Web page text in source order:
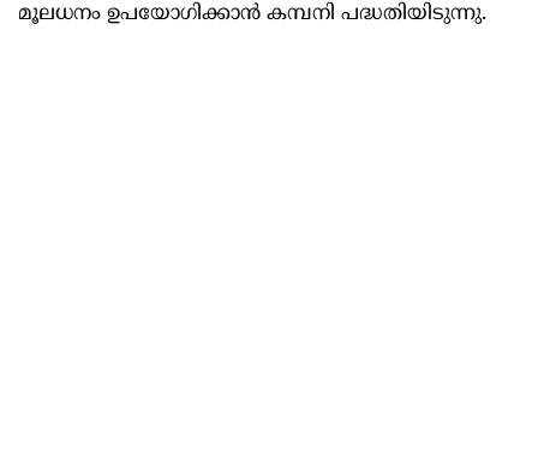
മൂലധനം ഉപയോഗിക്കാൻ കമ്പനി പദ്ധതിയിടുന്നു.